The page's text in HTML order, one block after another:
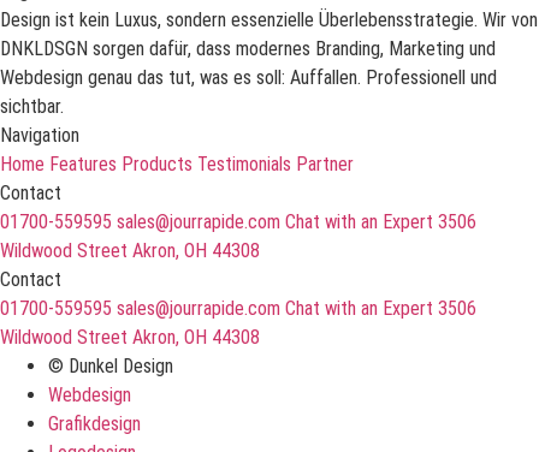
Design ist kein Luxus, sondern essenzielle Überlebensstrategie. Wir von
DNKLDSGN sorgen dafür, dass modernes Branding, Marketing und
Webdesign genau das tut, was es soll: Auffallen. Professionell und
sichtbar.
Navigation
Home Features Products Testimonials Partner
Contact
01700-559595 sales@jourrapide.com Chat with an Expert 3506
Wildwood Street Akron, OH 44308
Contact
01700-559595 sales@jourrapide.com Chat with an Expert 3506
Wildwood Street Akron, OH 44308
© Dunkel Design
Webdesign
Grafikdesign